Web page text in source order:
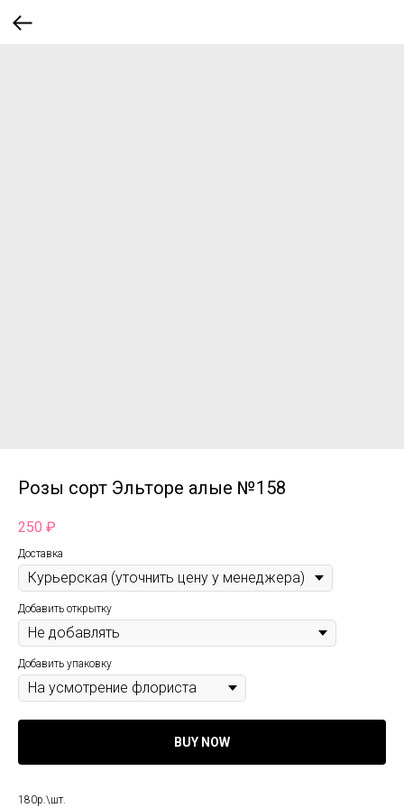
Розы сорт Эльторе алые №158
250 ₽
Доставка
Добавить открытку
Добавить упаковку
BUY NOW
180р.\шт.